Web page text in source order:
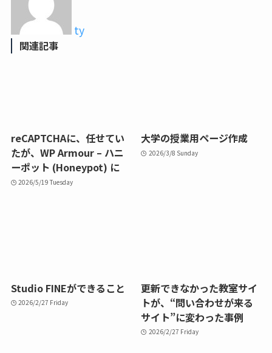
ty
関連記事
reCAPTCHAに、任せてい
たが、WP Armour – ハニ
ーポット (Honeypot) に
2026/5/19 Tuesday
大学の授業用ページ作成
2026/3/8 Sunday
Studio FINEができること
2026/2/27 Friday
更新できなかった教室サイ
トが、“問い合わせが来る
サイト”に変わった事例
2026/2/27 Friday